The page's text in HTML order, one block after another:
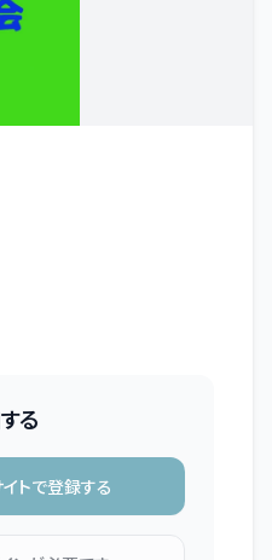
る
トで登録する